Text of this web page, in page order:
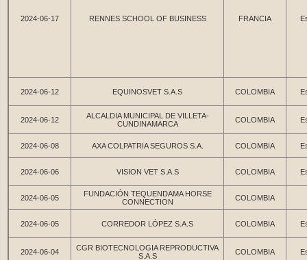
2024-06-17 RENNES SCHOOL OF BUSINESS FRANCIA
2024-06-12 EQUINOSVET S.A.S COLOMBIA
2024-06-12
ALCALDIA MUNICIPAL DE VILLETA-
CUNDINAMARCA
COLOMBIA
2024-06-08 AXA COLPATRIA SEGUROS S.A. COLOMBIA
2024-06-06 VISION VET S.A.S COLOMBIA
2024-06-05
FUNDACIÓN TEQUENDAMA HORSE
CONNECTION
COLOMBIA
2024-06-05 CORREDOR LÓPEZ S.A.S COLOMBIA
2024-06-04
CGR BIOTECNOLOGIA REPRODUCTIVA
S.A.S
COLOMBIA